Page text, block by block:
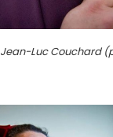
Jean-Luc Couchard